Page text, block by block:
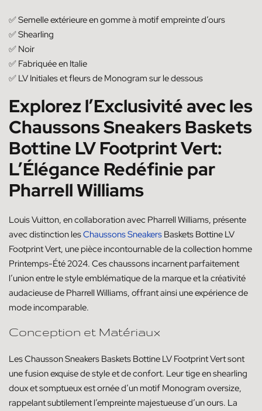
✅ Semelle extérieure en gomme à motif empreinte d’ours
✅Shearling
✅ Noir
✅ Fabriquée en Italie
✅ LV Initiales et fleurs de Monogram sur le dessous
Explorez l’Exclusivité avec les
Chaussons Sneakers Baskets
Bottine LV Footprint Vert:
L’Élégance Redéfinie par
Pharrell Williams
Louis Vuitton, en collaboration avec Pharrell Williams, présente
avec distinction lesChaussons Sneakers Baskets Bottine LV
Footprint Vert, une pièce incontournable de la collection homme
Printemps-Été 2024. Ces chaussons incarnent parfaitement
l’union entre le style emblématique de la marque et la créativité
audacieuse de Pharrell Williams, offrant ainsi une expérience de
mode incomparable.
Conception et Matériaux
Les Chausson Sneakers Baskets Bottine LV Footprint Vert sont
une fusion exquise de style et de confort. Leur tige en shearling
doux et somptueux est ornée d’un motif Monogram oversize,
rappelant subtilement l’empreinte majestueuse d’un ours. La